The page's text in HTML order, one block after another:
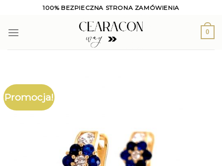
content
100% BEZPIECZNA STRONA ZAMÓWIENIA
0
Promocja!